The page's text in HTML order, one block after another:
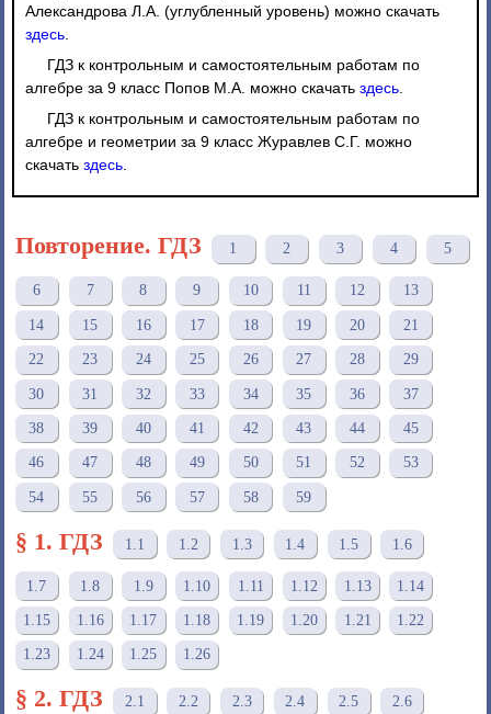
Александрова Л.А. (углубленный уровень) можно скачать
здесь
ГДЗ к контрольным и самостоятельным работам по
алгебре за 9 класс Попов М.А. можно скачать здесь
ГДЗ к контрольным и самостоятельным работам по
алгебре и геометрии за 9 класс Журавлев С.Г. можно
скачать здесь
Повторение. ГДЗ 1 2 3 4 5
6 7 8 9 10 11 12 13
14 15 16 17 18 19 20 21
22 23 24 25 26 27 28 29
30 31 32 33 34 35 36 37
38 39 40 41 42 43 44 45
46 47 48 49 50 51 52 53
54 55 56 57 58 59
§ 1. ГДЗ 1.1 1.2 1.3 1.4 1.5 1.6
1.7 1.8 1.9 1.10 1.11 1.12 1.13 1.14
1.15 1.16 1.17 1.18 1.19 1.20 1.21 1.22
1.23 1.24 1.25 1.26
§ 2. ГДЗ 2.1 2.2 2.3 2.4 2.5 2.6